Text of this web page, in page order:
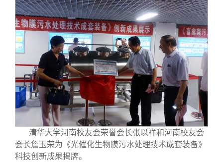
清华大学河南校友会荣誉会长张以祥和河南校友会
会长詹玉荣为《光催化生物膜污水处理技术成套装备》
科技创新成果揭牌。